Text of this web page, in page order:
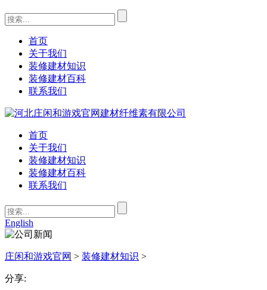
首页
关于我们
装修建材知识
装修建材百科
联系我们
首页
关于我们
装修建材知识
装修建材百科
联系我们
English
庄闲和游戏官网 > 装修建材知识 >
分享: